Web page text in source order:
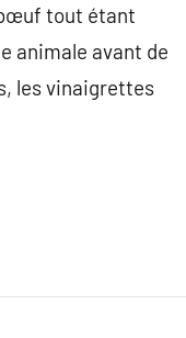
tout étant
animale avant de
les vinaigrettes